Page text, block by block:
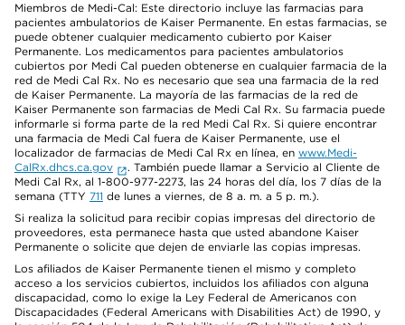
Miembros de Medi-Cal: Este directorio incluye las farmacias para
pacientes ambulatorios de Kaiser Permanente. En estas farmacias, se
puede obtener cualquier medicamento cubierto por Kaiser
Permanente. Los medicamentos para pacientes ambulatorios
cubiertos por Medi Cal pueden obtenerse en cualquier farmacia de la
red de Medi Cal Rx. No es necesario que sea una farmacia de la red
de Kaiser Permanente. La mayoría de las farmacias de la red de
Kaiser Permanente son farmacias de Medi Cal Rx. Su farmacia puede
informarle si forma parte de la red Medi Cal Rx. Si quiere encontrar
una farmacia de Medi Cal fuera de Kaiser Permanente, use el
localizador de farmacias de Medi Cal Rx en línea, en www.Medi-
CalRx.dhcs.ca.gov
. También puede llamar a Servicio al Cliente de
Medi Cal Rx, al 1-800-977-2273, las 24 horas del día, los 7 días de la
semana (TTY 711 de lunes a viernes, de 8 a. m. a 5 p. m.).
Si realiza la solicitud para recibir copias impresas del directorio de
proveedores, esta permanece hasta que usted abandone Kaiser
Permanente o solicite que dejen de enviarle las copias impresas.
Los afiliados de Kaiser Permanente tienen el mismo y completo
acceso a los servicios cubiertos, incluidos los afiliados con alguna
discapacidad, como lo exige la Ley Federal de Americanos con
Discapacidades (Federal Americans with Disabilities Act) de 1990, y